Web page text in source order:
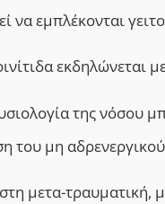
να εμπλέκονται
της νόσου
του μη
μετα-τραυματική,